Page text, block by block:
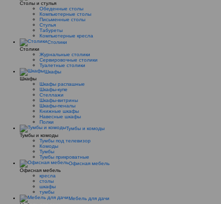
Столы и стулья
Обеденные столы
Компьютерные столы
Письменные столы
Стулья
Табуреты
Компьютерные кресла
Столики
Столики
Журнальные столики
Сервировочные столики
Туалетные столики
Шкафы
Шкафы
Шкафы распашные
Шкафы-купе
Стеллажи
Шкафы-витрины
Шкафы-пеналы
Книжные шкафы
Навесные шкафы
Полки
Тумбы и комоды
Тумбы и комоды
Тумбы под телевизор
Комоды
Тумбы
Тумбы прикроватные
Офисная мебель
Офисная мебель
кресла
столы
шкафы
тумбы
Мебель для дачи